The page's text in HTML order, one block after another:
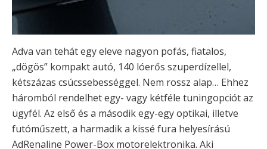
Adva van tehát egy eleve nagyon pofás, fiatalos,
„dögös” kompakt autó, 140 lóerős szuperdízellel,
kétszázas csúcssebességgel. Nem rossz alap… Ehhez
háromból rendelhet egy- vagy kétféle tuningopciót az
ügyfél. Az első és a második egy-egy optikai, illetve
futóműszett, a harmadik a kissé fura helyesírású
AdRenaline Power-Box motorelektronika. Aki